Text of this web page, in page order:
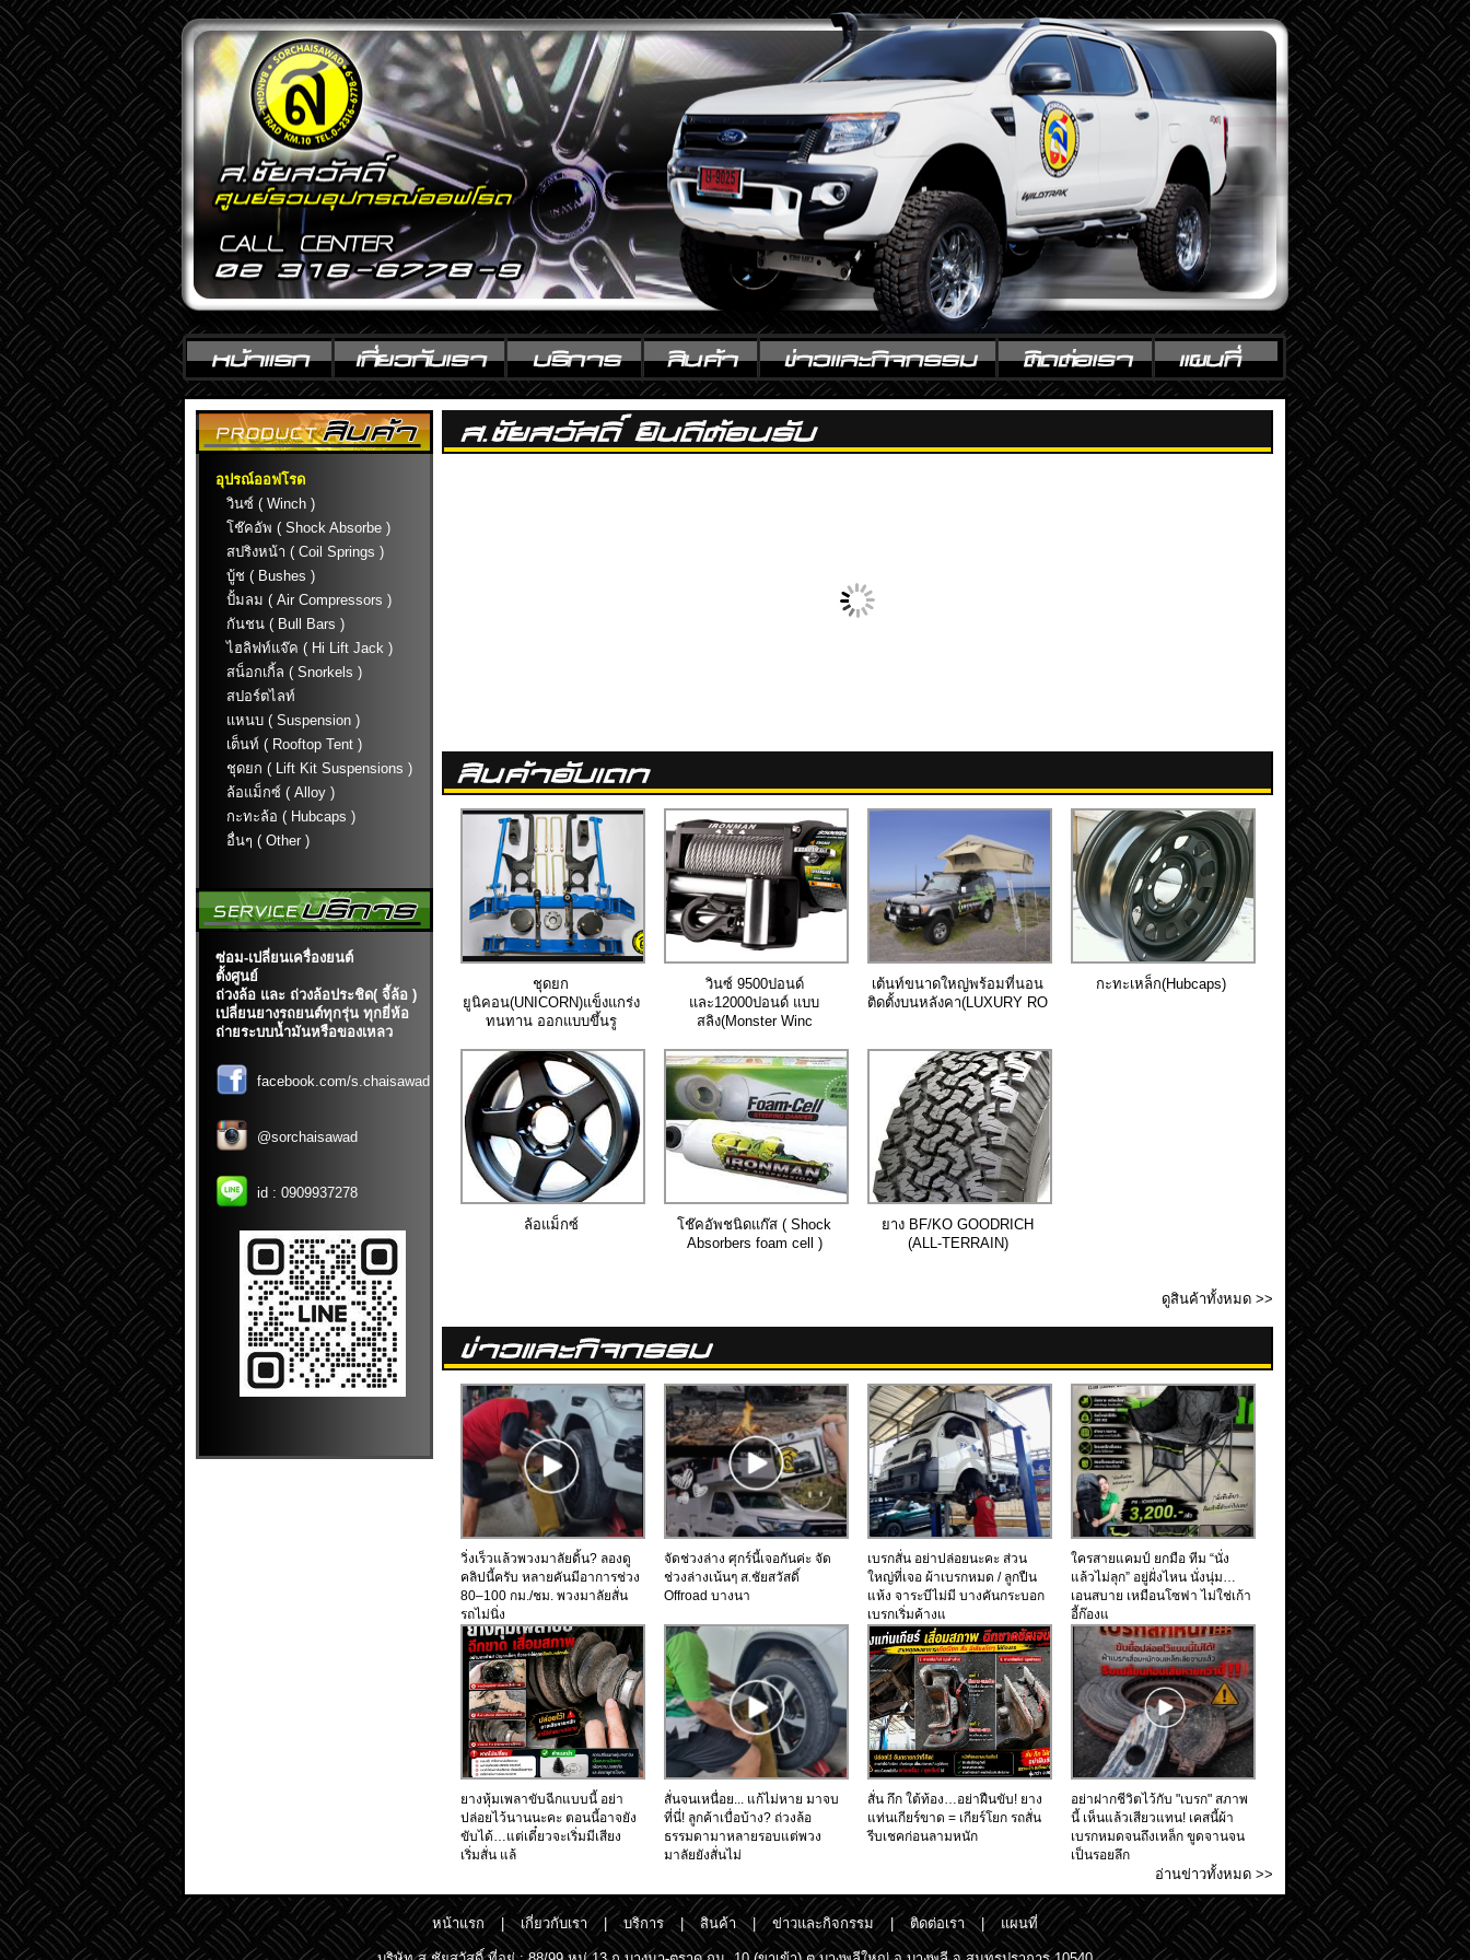
อุปรณ์ออฟโรด
วินซ์ ( Winch )
โช๊คอัพ ( Shock Absorbe )
สปริงหน้า ( Coil Springs )
บู้ช ( Bushes )
ปั้มลม ( Air Compressors )
กันชน ( Bull Bars )
ไฮลิฟท์แจ๊ค ( Hi Lift Jack )
สน็อกเกิ้ล ( Snorkels )
สปอร์ตไลท์
แหนบ ( Suspension )
เต็นท์ ( Rooftop Tent )
ชุดยก ( Lift Kit Suspensions )
ล้อแม็กซ์ ( Alloy )
กะทะล้อ ( Hubcaps )
อื่นๆ ( Other )
ซ่อม-เปลี่ยนเครื่องยนต์
ตั้งศูนย์
ถ่วงล้อ และ ถ่วงล้อประชิด( จี้ล้อ )
เปลี่ยนยางรถยนต์ทุกรุ่น ทุกยี่ห้อ
ถ่ายระบบน้ำมันหรือของเหลว
facebook.com/s.chaisawad
@sorchaisawad
id : 0909937278
ชุดยก
ยูนิคอน(UNICORN)แข็งแกร่ง
ทนทาน ออกแบบขึ้นรู
วินซ์ 9500ปอนด์
และ12000ปอนด์ แบบ
สลิง(Monster Winc
เต้นท์ขนาดใหญ่พร้อมที่นอน
ติดตั้งบนหลังคา(LUXURY RO
กะทะเหล็ก(Hubcaps)
ล้อแม็กซ์
โช๊คอัพชนิดแก๊ส ( Shock
Absorbers foam cell )
ยาง BF/KO GOODRICH
(ALL-TERRAIN)
ดูสินค้าทั้งหมด >>
วิ่งเร็วแล้วพวงมาลัยดิ้น? ลองดู
คลิปนี้ครับ หลายคันมีอาการช่วง
80–100 กม./ชม. พวงมาลัยสั่น
รถไม่นิ่ง
จัดช่วงล่าง ศุกร์นี้เจอกันค่ะ จัด
ช่วงล่างเน้นๆ ส.ชัยสวัสดิ์
Offroad บางนา
เบรกสั่น อย่าปล่อยนะคะ ส่วน
ใหญ่ที่เจอ ผ้าเบรกหมด / ลูกปืน
แห้ง จาระบีไม่มี บางคันกระบอก
เบรกเริ่มค้างแ
ใครสายแคมป์ ยกมือ ทีม “นั่ง
แล้วไม่ลุก” อยู่ฝั่งไหน นั่งนุ่ม…
เอนสบาย เหมือนโซฟา ไม่ใช่เก้า
อี้ก๊องแ
ยางหุ้มเพลาขับฉีกแบบนี้ อย่า
ปล่อยไว้นานนะคะ ตอนนี้อาจยัง
ขับได้…แต่เดี๋ยวจะเริ่มมีเสียง
เริ่มสั่น แล้
สั่นจนเหนื่อย... แก้ไม่หาย มาจบ
ที่นี่! ลูกค้าเบื่อบ้าง? ถ่วงล้อ
ธรรมดามาหลายรอบแต่พวง
มาลัยยังสั่นไม่
สั่น กึก ใต้ท้อง…อย่าฝืนขับ! ยาง
แท่นเกียร์ขาด = เกียร์โยก รถสั่น
รีบเชคก่อนลามหนัก
อย่าฝากชีวิตไว้กับ "เบรก" สภาพ
นี้ เห็นแล้วเสียวแทน! เคสนี้ผ้า
เบรกหมดจนถึงเหล็ก ขูดจานจน
เป็นรอยลึก
อ่านข่าวทั้งหมด >>
หน้าแรก เกี่ยวกับเรา บริการ | สินค้า ข่าวและกิจกรรม ติดต่อเรา แผนที่